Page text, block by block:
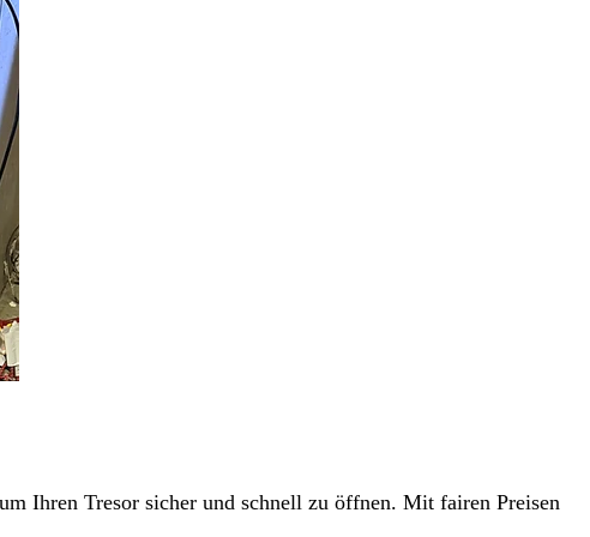
Ihren Tresor sicher und schnell zu öffnen. Mit fairen Preisen